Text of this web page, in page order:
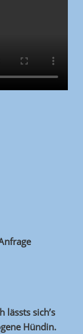
lässts sich’s
Hündin.